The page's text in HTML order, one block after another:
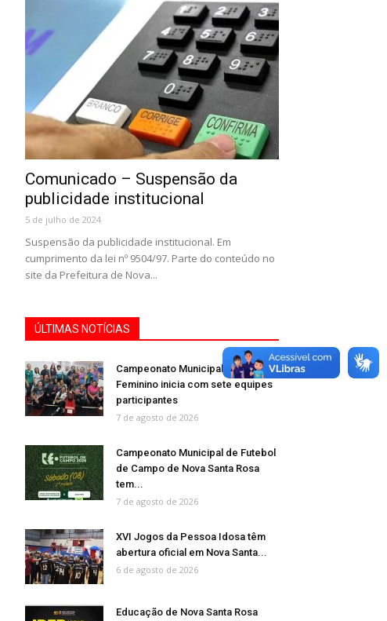
Comunicado – Suspensão da
publicidade institucional
5 de julho de 2024
Suspensão da publicidade institucional. Em
cumprimento da lei nº 9504/97. Parte do conteúdo no
site da Prefeitura de Nova...
ÚLTIMAS NOTÍCIAS
Campeonato Municipal de Bolão
Feminino inicia com sete equipes
participantes
7 de agosto de 2026
Campeonato Municipal de Futebol
de Campo de Nova Santa Rosa
tem...
7 de agosto de 2026
XVI Jogos da Pessoa Idosa têm
abertura oficial em Nova Santa...
6 de agosto de 2026
Educação de Nova Santa Rosa